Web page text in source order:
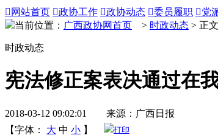
 网站首页 政协工作 政协动态 委员履职 党
当前位置： 广西政协网首页 > 时政动态 > 正文
时政动态
宪法修正案表决通过在
2018-03-12 09:02:01 来源：广西日报
【字体：
大 中 小 】 打印